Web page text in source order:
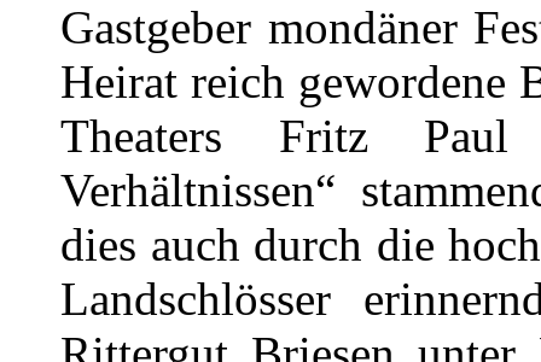
Gastgeber mondäner
Heirat reich gewordene
Theaters Fritz
Verhältnissen“
dies auch durch die
Landschlösser